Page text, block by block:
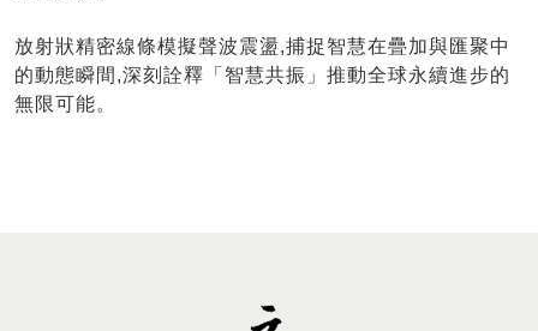
放射狀精密線條模擬聲波震盪,捕捉智慧在疊加與匯聚中
的動態瞬間,深刻詮釋「智慧共振」推動全球永續進步的
無限可能。